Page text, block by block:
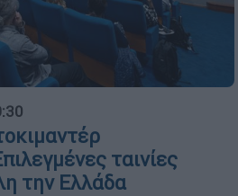
ταινίες
την Ελλάδα